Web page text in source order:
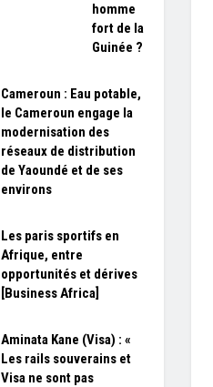
homme
fort de la
Guinée ?
Cameroun : Eau potable,
le Cameroun engage la
modernisation des
réseaux de distribution
de Yaoundé et de ses
environs
Les paris sportifs en
Afrique, entre
opportunités et dérives
[Business Africa]
Aminata Kane (Visa) : «
Les rails souverains et
Visa ne sont pas